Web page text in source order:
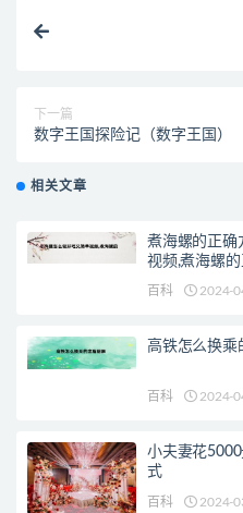
下一篇
数字王国探险记（数字王国）
相关文章
煮海螺的正确
视频,煮海螺的
百科 2024-
高铁怎么换乘
百科 2024-
小夫妻花
式
百科 2024-